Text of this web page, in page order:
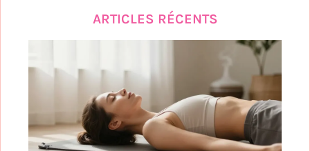
ARTICLES RÉCENTS